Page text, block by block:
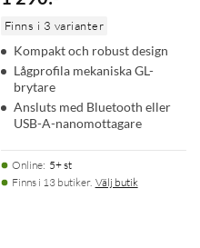
Finns i 3 varianter
Kompakt och robust design
Lågprofila mekaniska GL-
brytare
Ansluts med Bluetooth eller
USB-A-nanomottagare
Online: 5+ st
Finns i 13 butiker. Välj butik